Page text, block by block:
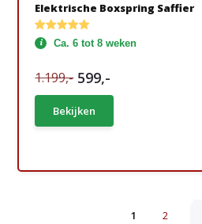
Elektrische Boxspring Saffier
Ca. 6 tot 8 weken
1.199,- 599,-
Bekijken
1 2